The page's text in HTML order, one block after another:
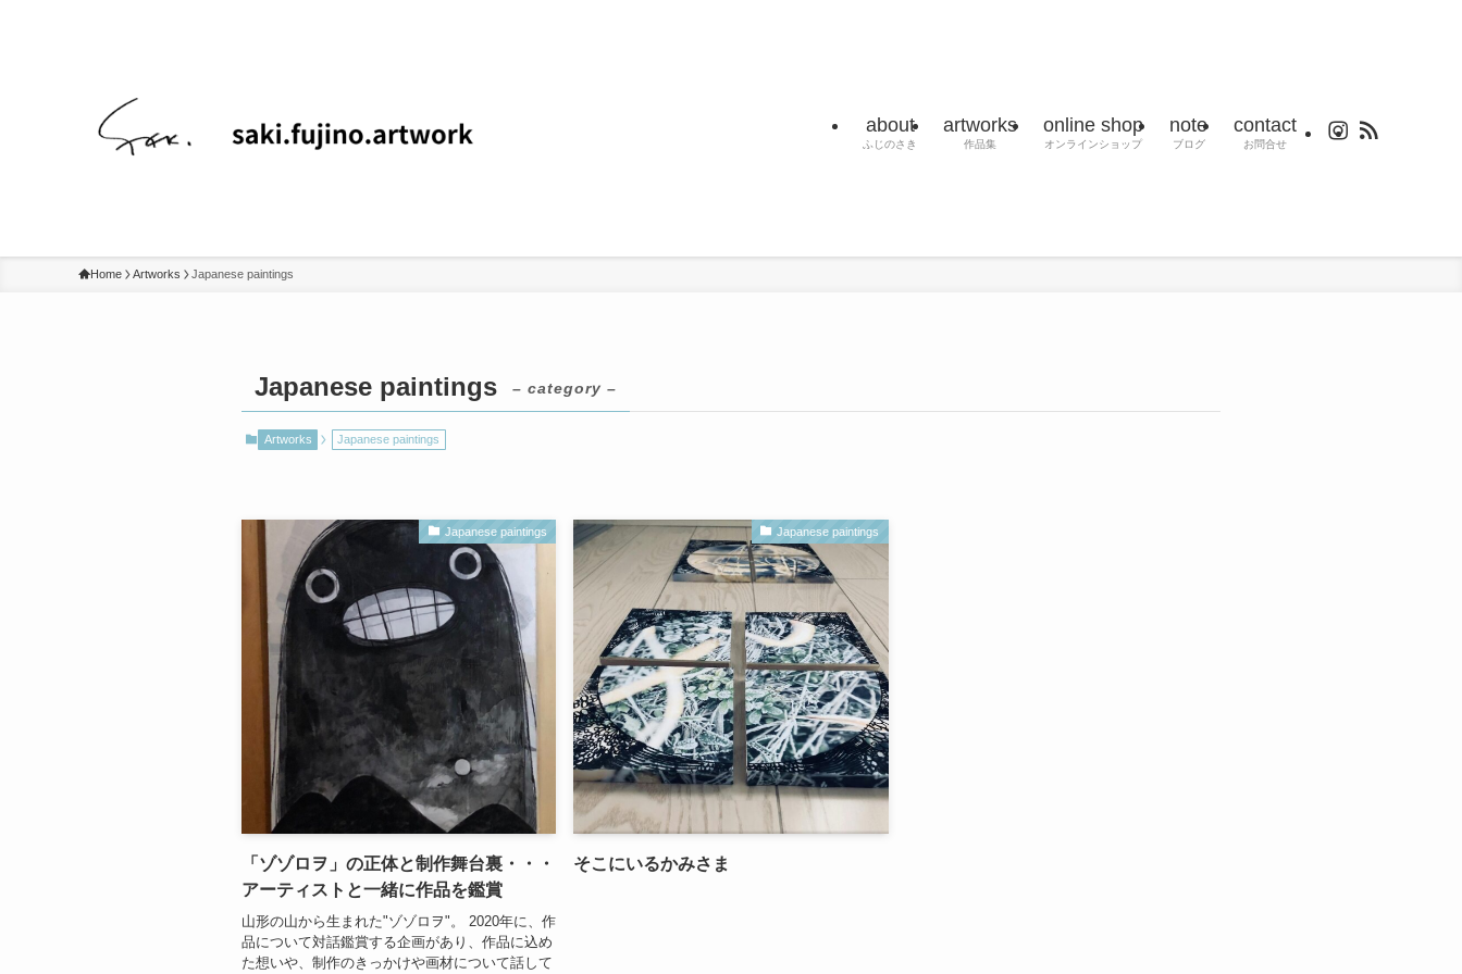
about
ふじのさき
artworks
作品集
online shop
オンラインショップ
note
ブログ
contact
お問合せ
Home Artworks Japanese paintings
Japanese paintings – category –
Artworks Japanese paintings
Japanese paintings
「ゾゾロヲ」の正体と制作舞台裏・・・
アーティストと一緒に作品を鑑賞
山形の山から生まれた"ゾゾロヲ"。 2020年に、作
品について対話鑑賞する企画があり、作品に込め
た想いや、制作のきっかけや画材について話して
Japanese paintings
そこにいるかみさま